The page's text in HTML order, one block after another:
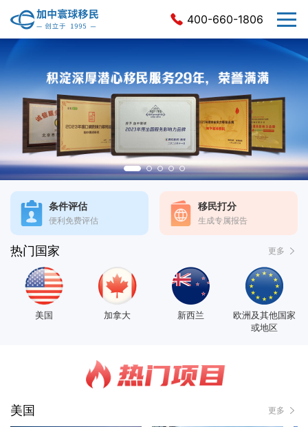
400-660-1806
条件评估
便利免费评估
移民打分
生成专属报告
热门国家 更多
美国 加拿大 新西兰
欧洲及其他国家
或地区
美国 更多